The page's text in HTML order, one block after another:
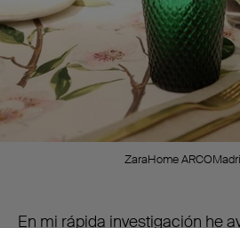
ZaraHome
En mi rápida investigación he